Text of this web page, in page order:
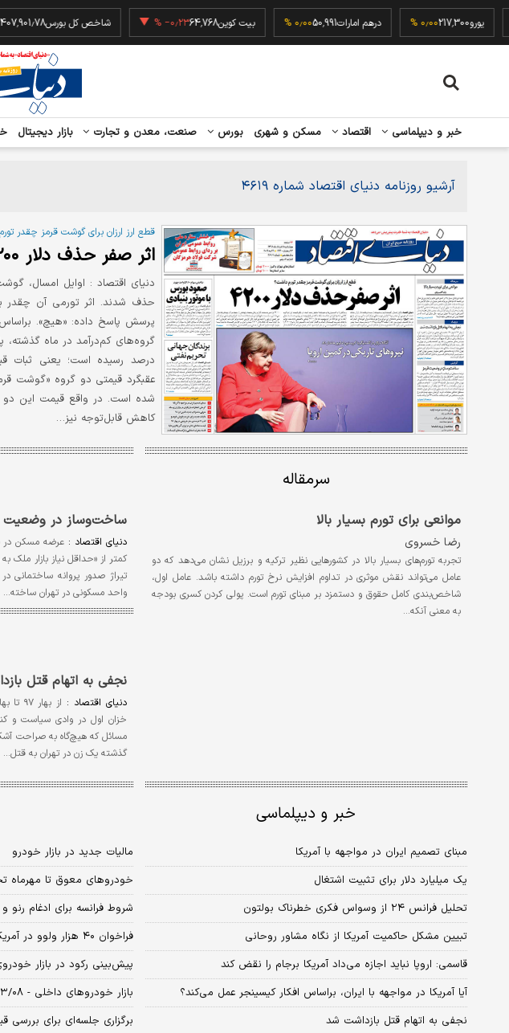
یورو217,300۰٫۰۰ % درهم امارات50,991۰٫۰۰ % بیت کوین64,768‎−۰٫۲۳ % شاخص کل بورس
خبر و دیپلماسی اقتصاد مسکن و شهری بورس صنعت، معدن و تجارت بازار دیجیتال
آرشیو روزنامه دنیای اقتصاد شماره ۴۶۱۹
قطع ارز ارزان برای گوشت قرمز چقدر
اثر صفر حذف دلار ۴۲۰۰
دنیای اقتصاد : اوایل امسال،
حذف شدند. اثر تورمی آن چقدر
پرسش پاسخ داده: «هیچ». براساس
عقبگرد قیمتی دو گروه «گوشت
شده است. در واقع قیمت این دو
کاهش قابل‌توجه نیز…
سرمقاله
موانعی برای تورم بسیار بالا
رضا خسروی
تجربه تورم‌های بسیار بالا در کشورهایی نظیر ترکیه و برزیل نشان می‌دهد که دو
عامل می‌تواند نقش موثری در تداوم افزایش نرخ تورم داشته باشد. عامل اول،
شاخص‌بندی کامل حقوق و دستمزد بر مبنای تورم است. پولی کردن کسری بودجه
به معنی آنکه…
ساخت‌وساز در وضعیت
دنیای اقتصاد :
کمتر از «حداقل نیاز بازار
واحد مسکونی در تهران ساخته…
نجفی به اتهام قتل
دنیای اقتصاد :
خزان اول در وادی سیاست و
مسائل که هیچ‌گاه به صراحت
گذشته یک زن در تهران به قتل…
خبر و دیپلماسی
مبنای تصمیم ایران در مواجهه با آمریکا
یک میلیارد دلار برای تثبیت اشتغال
تحلیل فرانس ۲۴ از وسواس فکری خطرناک بولتون
تبیین مشکل حاکمیت آمریکا از نگاه مشاور روحانی
قاسمی: اروپا نباید اجازه می‌داد آمریکا برجام را نقض کند
آیا آمریکا در مواجهه با ایران، براساس افکار کیسینجر عمل می‌کند؟
نجفی به اتهام قتل بازداشت شد
مالیات جدید در بازار خودرو
خودروهای معوق تا مهرماه
شروط فرانسه برای ادغام رنو و
فراخوان ۴۰ هزار ولوو در آمریکا
پیش‌بینی رکود در بازار
بازار خودروهای داخلی - ۱۳۹۸/۰۳/۰۸
برگزاری جلسه‌ای برای بررسی